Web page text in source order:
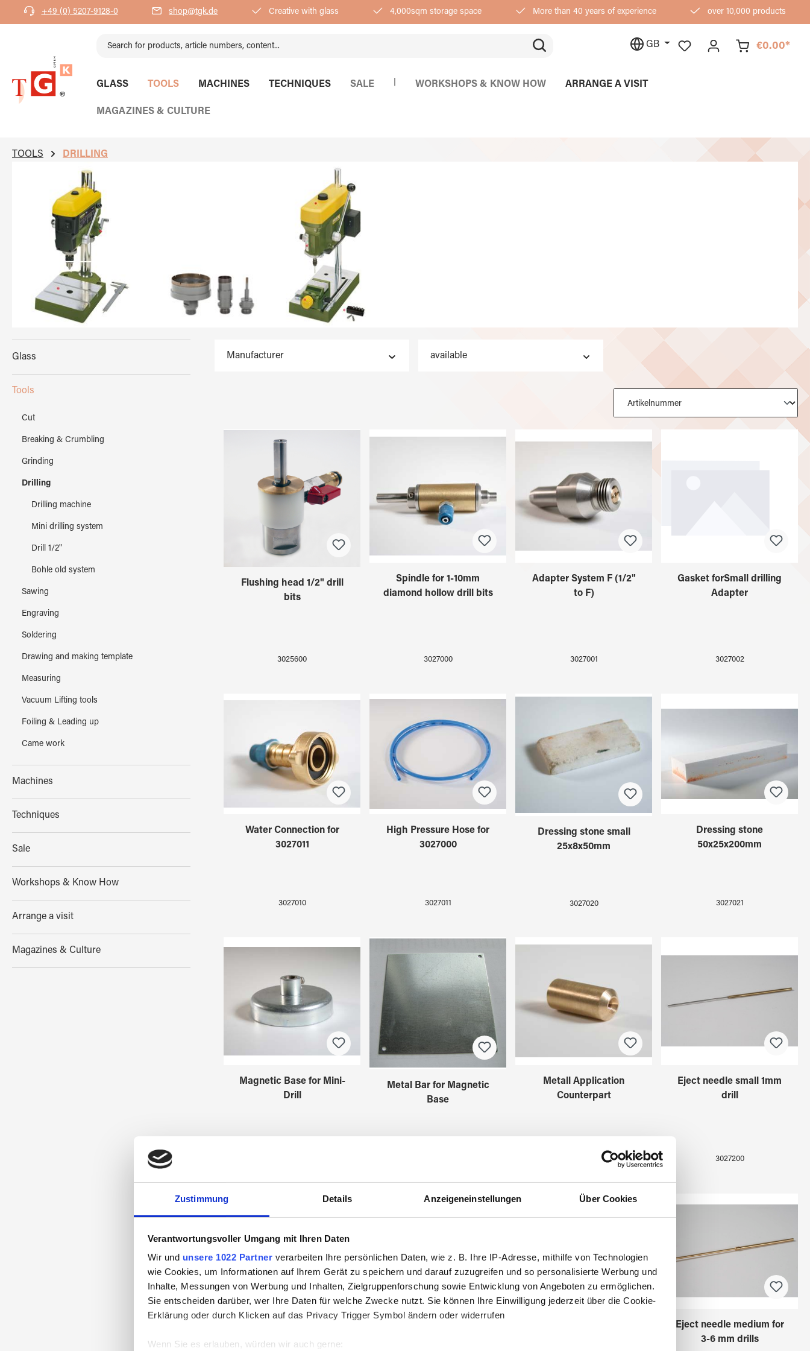
Zustimmung Details Anzeigeneinstellungen Über Cookies
Verantwortungsvoller Umgang mit Ihren Daten
Wir und unsere 1022 Partner verarbeiten Ihre persönlichen Daten, wie z. B. Ihre IP-Adresse, mithilfe von Technologien
wie Cookies, um Informationen auf Ihrem Gerät zu speichern und darauf zuzugreifen und so personalisierte Werbung und
Inhalte, Messungen von Werbung und Inhalten, Zielgruppenforschung sowie Entwicklung von Angeboten zu ermöglichen.
Sie entscheiden darüber, wer Ihre Daten für welche Zwecke nutzt. Sie können Ihre Einwilligung jederzeit über die Cookie-
Erklärung oder durch Klicken auf das Privacy Trigger Symbol ändern oder widerrufen
Wenn Sie es erlauben, würden wir auch gerne:
Skip to main navigation
+49 (0) 5207-9128-0 shop@tgk.de Creative with glass 4,000sqm storage space More than 40 years of experience over 10,000 products
GB €0.00*
GLASS TOOLS MACHINES TECHNIQUES SALE WORKSHOPS & KNOW HOW ARRANGE A VISIT
MAGAZINES & CULTURE
TOOLS DRILLING
Glass
Tools
Cut
Breaking & Crumbling
Grinding
Drilling
Drilling machine
Mini drilling system
Drill 1/2"
Bohle old system
Sawing
Engraving
Soldering
Drawing and making template
Measuring
Vacuum Lifting tools
Foiling & Leading up
Came work
Machines
Techniques
Sale
Workshops & Know How
Arrange a visit
Magazines & Culture
Manufacturer available
Flushing head 1/2" drill
bits
3025600
Spindle for 1-10mm
diamond hollow drill bits
3027000
Adapter System F (1/2"
to F)
3027001
Gasket forSmall drilling
Adapter
3027002
Water Connection for
3027011
3027010
High Pressure Hose for
3027000
3027011
Dressing stone small
25x8x50mm
3027020
Dressing stone
50x25x200mm
3027021
Magnetic Base for Mini-
Drill
Metal Bar for Magnetic
Base
Metall Application
Counterpart
Eject needle small 1mm
drill
3027200
drill
Eject needle medium for
3-6 mm drills